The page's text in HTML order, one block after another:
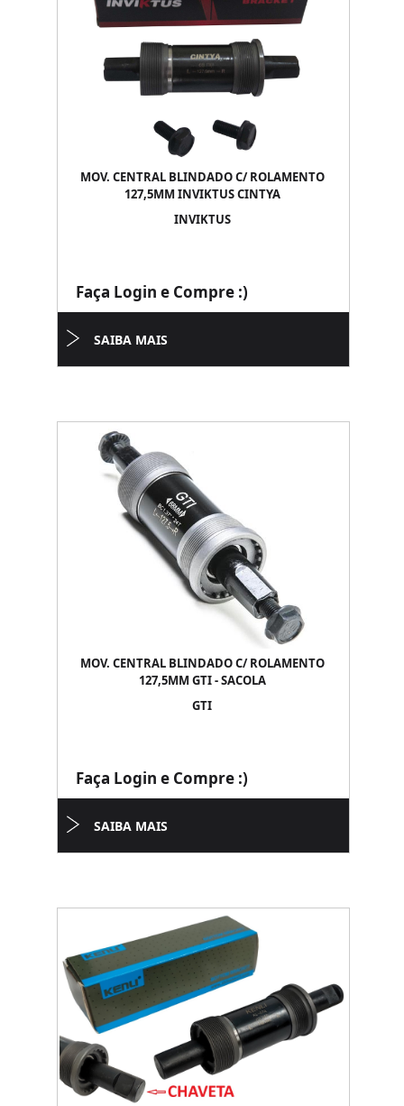
MOV. CENTRAL BLINDADO C/ ROLAMENTO
127,5MM INVIKTUS CINTYA
INVIKTUS
Faça Login e Compre :)
SAIBA MAIS
MOV. CENTRAL BLINDADO C/ ROLAMENTO
127,5MM GTI - SACOLA
GTI
Faça Login e Compre :)
SAIBA MAIS